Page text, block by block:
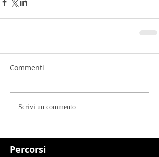
Percorsi
Commenti
Scrivi un commento...